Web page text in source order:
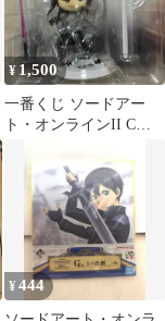
¥1,500
一番くじ ソードアー
ト・オンラインII C賞
¥444